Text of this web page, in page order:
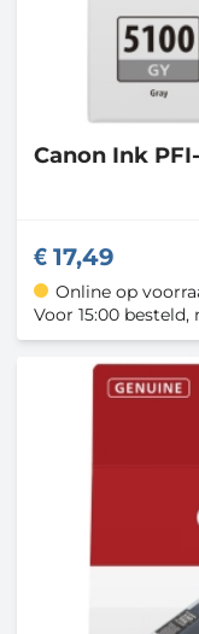
Canon Ink
17,49
Online op
Voor 15:00